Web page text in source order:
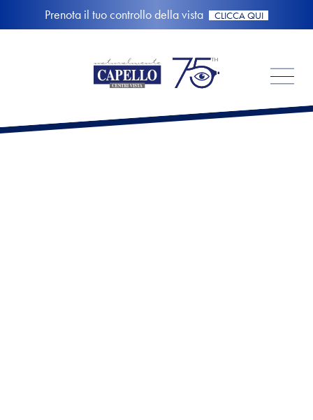
Prenota il tuo controllo della vista CLICCA QUI